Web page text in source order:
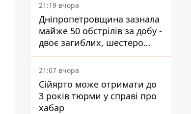
21:19 вчора
Дніпропетровщина зазнала
майже 50 обстрілів за добу -
двоє загиблих, шестеро
постраждалих
21:07 вчора
Сійярто може отримати до
3 років тюрми у справі про
хабар